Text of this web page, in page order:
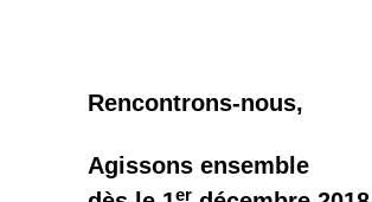
Rencontrons-nous,
Agissons ensemble
er